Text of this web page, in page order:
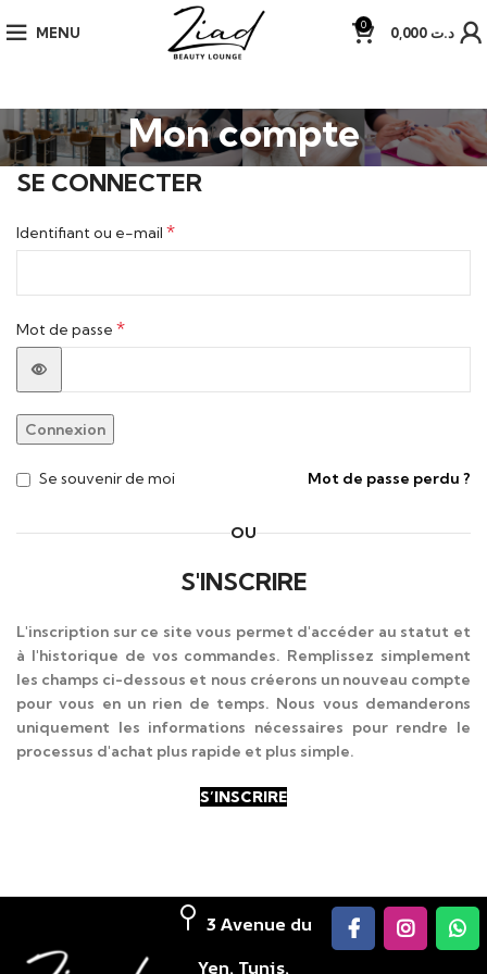
MENU 0 د.ت
Mon compte
SE CONNECTER
Identifiant ou e-mail *
Mot de passe *
Connexion
Mot de passe perdu ?
Se souvenir de moi
OU
S'INSCRIRE
L'inscription sur ce site vous permet d'accéder au statut et
à l'historique de vos commandes. Remplissez simplement
les champs ci-dessous et nous créerons un nouveau compte
pour vous en un rien de temps. Nous vous demanderons
uniquement les informations nécessaires pour rendre le
processus d'achat plus rapide et plus simple.
S’INSCRIRE
3 Avenue du
Yen, Tunis,